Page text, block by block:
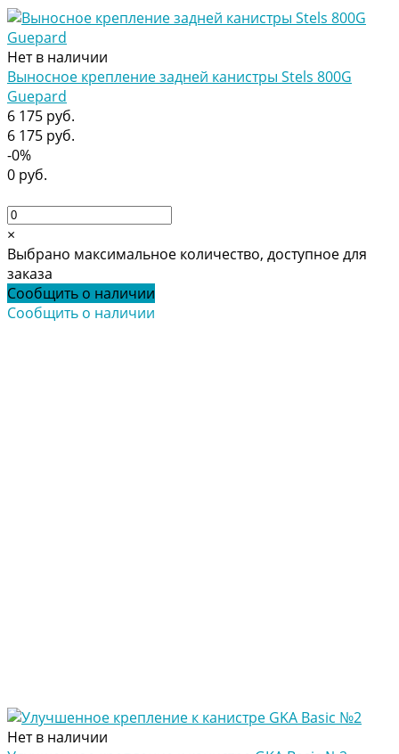
Нет в наличии
Выносное крепление задней канистры Stels 800G
Guepard
6 175 руб.
6 175 руб.
-0%
0 руб.
×
Выбрано максимальное количество, доступное для
заказа
Сообщить о наличии
Сообщить о наличии
Нет в наличии